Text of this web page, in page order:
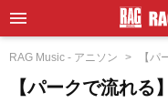
RAG Music - アニソン 【
【パークで流れる